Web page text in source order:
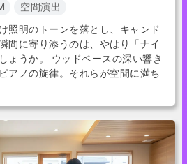
空間演出
照明のトーンを落とし、キャンド
間に寄り添うのは、やはり「ナイ
ょうか。 ウッドベースの深い響き
アノの旋律。それらが空間に満ち